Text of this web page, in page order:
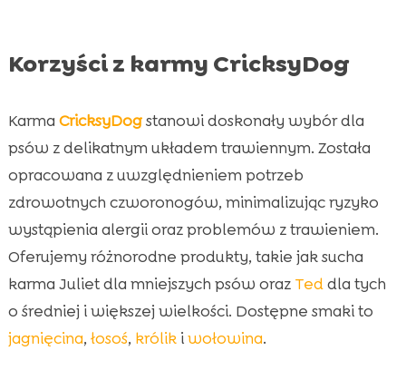
Korzyści z karmy CricksyDog
Karma CricksyDogstanowi doskonały wybór dla
psów z delikatnym układem trawiennym. Została
opracowana z uwzględnieniem potrzeb
zdrowotnych czworonogów, minimalizując ryzyko
wystąpienia alergii oraz problemów z trawieniem.
Oferujemy różnorodne produkty, takie jak sucha
karma Juliet dla mniejszych psów oraz Teddla tych
o średniej i większej wielkości. Dostępne smaki to
jagnięcina, łosoś, królikiwołowina.